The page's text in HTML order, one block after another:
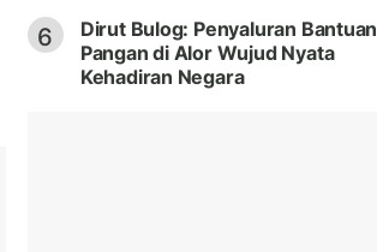
6
Dirut Bulog: Penyaluran Bantuan
Pangan di Alor Wujud Nyata
Kehadiran Negara